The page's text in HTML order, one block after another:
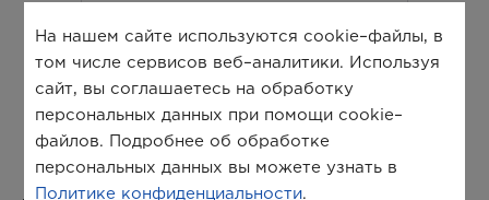
На нашем сайте используются cookie–файлы, в
том числе сервисов веб–аналитики. Используя
сайт, вы соглашаетесь на обработку
персональных данных при помощи cookie–
файлов. Подробнее об обработке
персональных данных вы можете узнать в
Политике конфиденциальности.